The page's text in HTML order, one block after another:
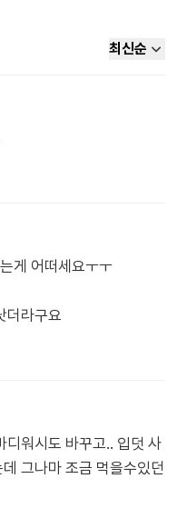
최신순
게 어떠세요ㅜㅜ
더라구요
디워시도 바꾸고.. 입덧 사
그나마 조금 먹을수있던